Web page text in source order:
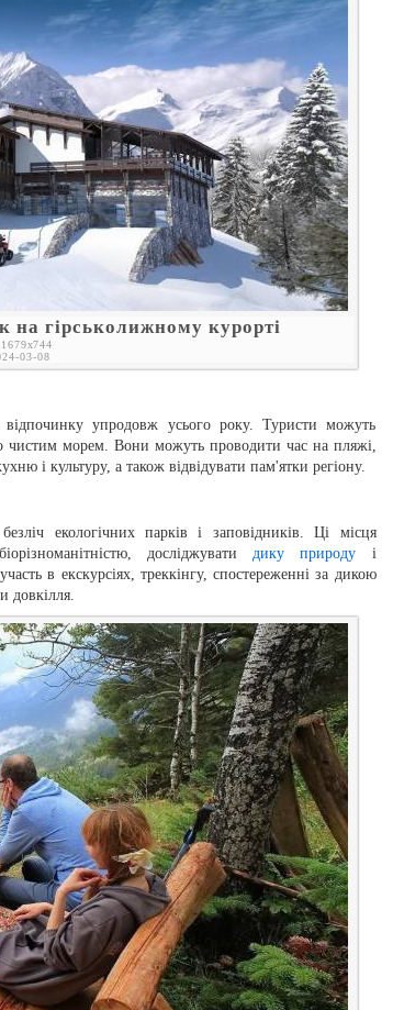
на гірськолижному курорті
1679x744
03-08
упродовж усього року. Туристи можуть
чистим морем. Вони можуть проводити час на пляжі,
і культуру, а також відвідувати пам'ятки регіону.
екологічних парків і заповідників. Ці місця
досліджуватидику природу і
в екскурсіях, треккінгу, спостереженні за дикою
довкілля.